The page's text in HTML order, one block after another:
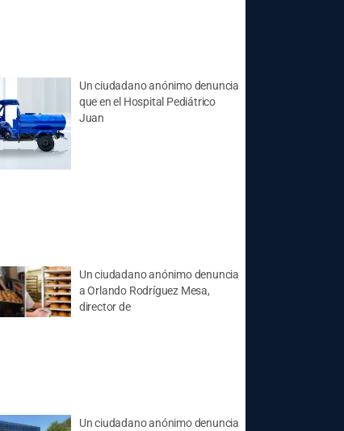
Un ciudadano anónimo denuncia
que en el Hospital Pediátrico
Juan
Un ciudadano anónimo denuncia
a Orlando Rodríguez Mesa,
director de
Un ciudadano anónimo denuncia